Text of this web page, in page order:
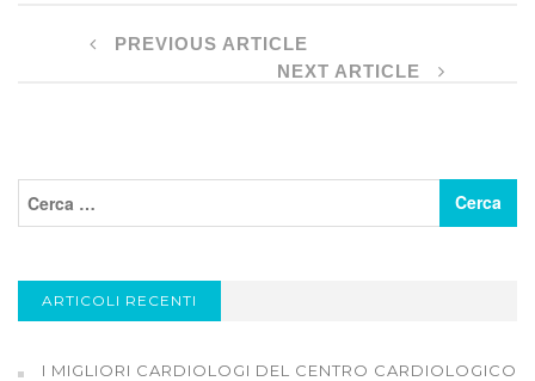
PREVIOUS ARTICLE
NEXT ARTICLE
ARTICOLI RECENTI
I MIGLIORI CARDIOLOGI DEL CENTRO CARDIOLOGICO